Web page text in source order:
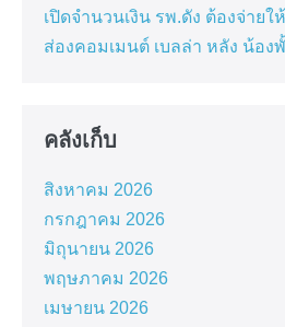
เปิดจำนวนเงิน รพ.ดัง ต้องจ่าย
ส่องคอมเมนต์ เบลล่า หลัง น้อ
คลังเก็บ
สิงหาคม 2026
กรกฎาคม 2026
มิถุนายน 2026
พฤษภาคม 2026
เมษายน 2026